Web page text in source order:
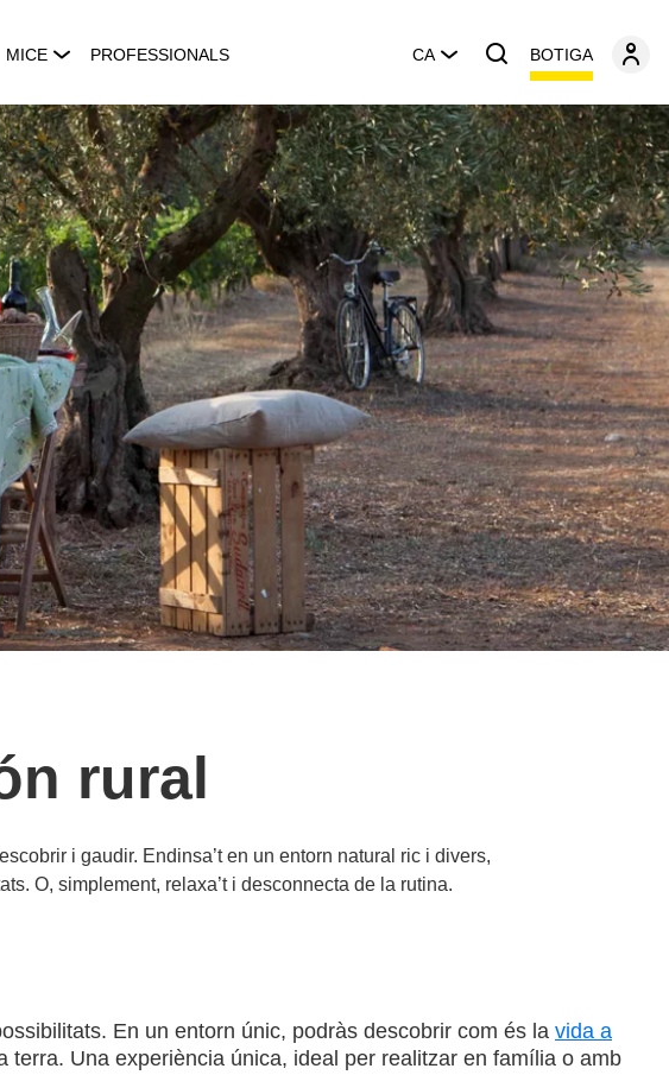
MICE PROFESSIONALS CA BOTIGA
rural
i gaudir. Endinsa’t en un entorn natural ric i divers,
O, simplement, relaxa’t i desconnecta de la rutina.
En un entorn únic, podràs descobrir com és la vida a
Una experiència única, ideal per realitzar en família o amb